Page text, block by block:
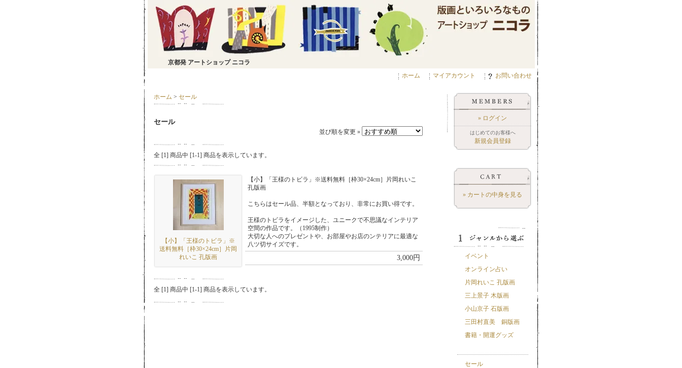
京都発 アートショップ ニコラ
ホーム
マイアカウント お問い合わせ
ホーム > セール
セール
並び順を変更 »
全 [1] 商品中 [1-1] 商品を表示しています。
【小】「王様のトビラ」※
送料無料［枠30×24cm］片岡
れいこ 孔版画
【小】「王様のトビラ」※送料無料［枠30×24cm］片岡れいこ
孔版画
こちらはセール品、半額となっており、非常にお買い得です。
王様のトビラをイメージした、ユニークで不思議なインテリア
空間の作品です。（1995制作）
大切な人へのプレゼントや、お部屋やお店のンテリアに最適な
八ツ切サイズです。
3,000円
全 [1] 商品中 [1-1] 商品を表示しています。
» ログイン
はじめてのお客様へ
新規会員登録
» カートの中身を見る
イベント
オンライン占い
片岡れいこ 孔版画
三上景子 木版画
小山京子 石版画
三田村直美 銅版画
書籍・開運グッズ
セール